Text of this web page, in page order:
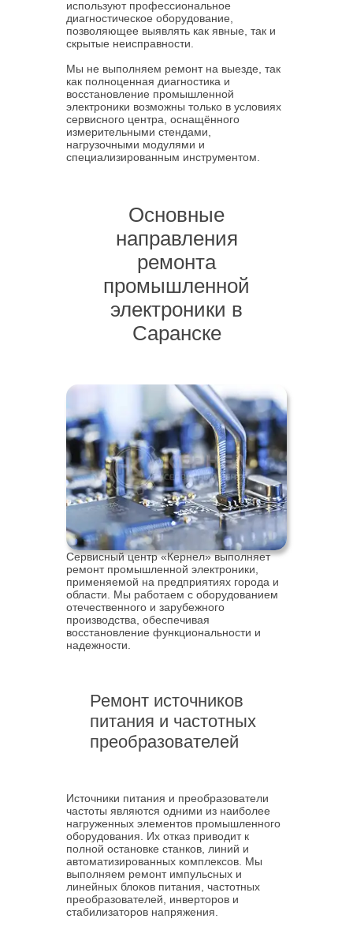
используют профессиональное
диагностическое оборудование,
позволяющее выявлять как явные, так и
скрытые неисправности.
Мы не выполняем ремонт на выезде, так
как полноценная диагностика и
восстановление промышленной
электроники возможны только в условиях
сервисного центра, оснащённого
измерительными стендами,
нагрузочными модулями и
специализированным инструментом.
Основные
направления
ремонта
промышленной
электроники в
Саранске
Сервисный центр «Кернел» выполняет
ремонт промышленной электроники,
применяемой на предприятиях города и
области. Мы работаем с оборудованием
отечественного и зарубежного
производства, обеспечивая
восстановление функциональности и
надежности.
Ремонт источников
питания и частотных
преобразователей
Источники питания и преобразователи
частоты являются одними из наиболее
нагруженных элементов промышленного
оборудования. Их отказ приводит к
полной остановке станков, линий и
автоматизированных комплексов. Мы
выполняем ремонт импульсных и
линейных блоков питания, частотных
преобразователей, инверторов и
стабилизаторов напряжения.